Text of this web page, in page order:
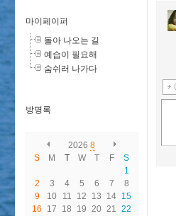
마이페이퍼
돌아 나오는 길
예습이 필요해
숨쉬러 나가다
방명록
2026 8
S
M T W T F
S
1
2
3 4 5 6 7
8
9
10 11 12 13 14 15
16
17 18 19 20 21 22